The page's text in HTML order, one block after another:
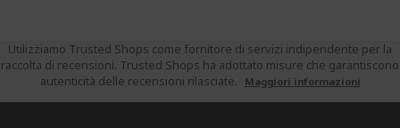
Utilizziamo Trusted Shops come fornitore di servizi indipendente per la
raccolta di recensioni. Trusted Shops ha adottato misure che garantiscono
autenticità delle recensioni rilasciate.
Maggiori informazioni